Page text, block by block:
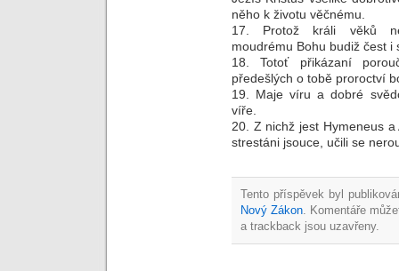
něho k životu věčnému.
17. Protož králi věků
moudrému Bohu budiž čest i
18. Totoť přikázaní
předešlých o tobě proroctví
19. Maje víru a dobré
víře.
20. Z nichž jest Hymeneus
strestáni jsouce, učili se
Tento příspěvek byl
Nový Zákon . Komentáře
a trackback jsou uzavřeny.